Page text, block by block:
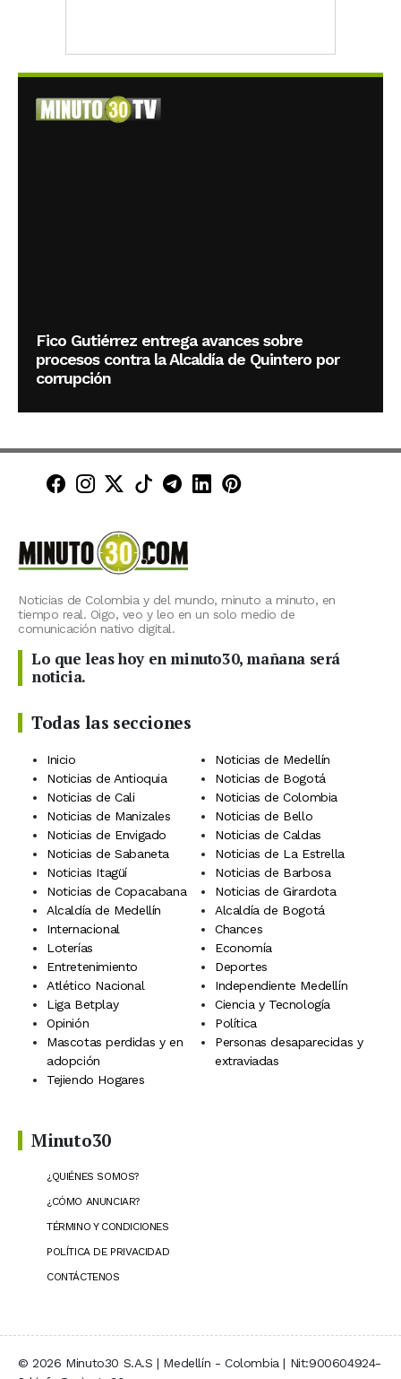
Fico Gutiérrez entrega avances sobre
procesos contra la Alcaldía de Quintero por
corrupción
Minuto30 en Facebook
Minuto30 en Instagram
Minuto30 en X (Twitter)
Minuto30 en TikTok
Canal de Minuto30 en
Minuto30 en LinkedIn
Minuto30 en
Noticias de Colombia y del mundo, minuto a minuto, en
tiempo real. Oigo, veo y leo en un solo medio de
comunicación nativo digital.
Lo que leas hoy en minuto30, mañana será
noticia.
Todas las secciones
Inicio
Noticias de Medellín
Noticias de Antioquia
Noticias de Bogotá
Noticias de Cali
Noticias de Colombia
Noticias de Manizales
Noticias de Bello
Noticias de Envigado
Noticias de Caldas
Noticias de Sabaneta
Noticias de La Estrella
Noticias Itagüí
Noticias de Barbosa
Noticias de Copacabana
Noticias de Girardota
Alcaldía de Medellín
Alcaldía de Bogotá
Internacional
Chances
Loterías
Economía
Entretenimiento
Deportes
Atlético Nacional
Independiente Medellín
Liga Betplay
Ciencia y Tecnología
Opinión
Política
Mascotas perdidas y en
adopción
Personas desaparecidas y
extraviadas
Tejiendo Hogares
Minuto30
¿QUIÉNES SOMOS?
¿CÓMO ANUNCIAR?
TÉRMINO Y CONDICIONES
POLÍTICA DE PRIVACIDAD
CONTÁCTENOS
© 2026 Minuto30 S.A.S | Medellín - Colombia | Nit:900604924-